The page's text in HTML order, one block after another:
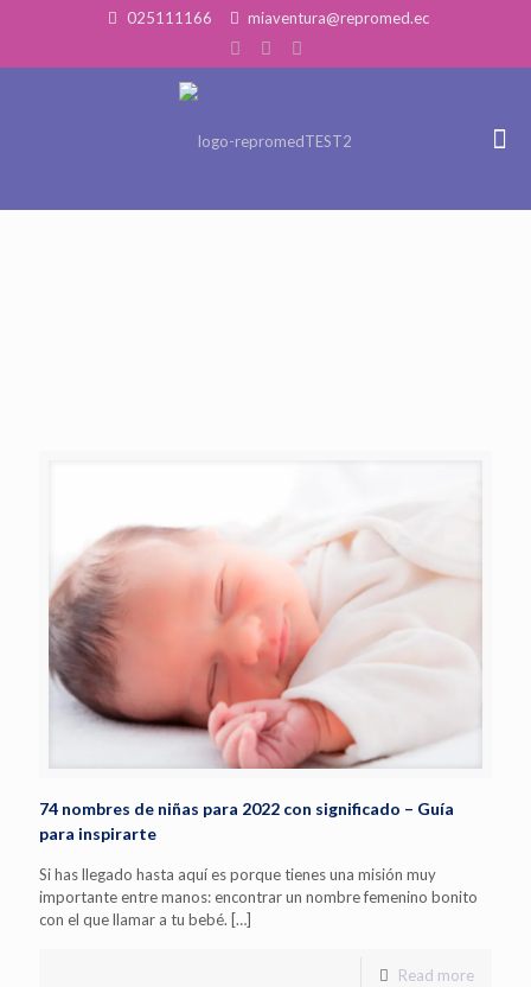
025111166 miaventura@repromed.ec
74 nombres de niñas para 2022 con significado – Guía
para inspirarte
Si has llegado hasta aquí es porque tienes una misión muy
importante entre manos: encontrar un nombre femenino bonito
con el que llamar a tu bebé. […]
Read more